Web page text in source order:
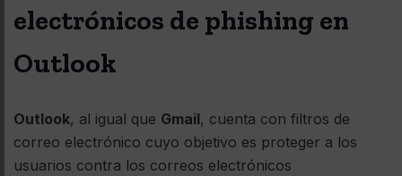
electrónicos de phishing en
Outlook
Outlook, al igual que Gmail, cuenta con filtros de
correo electrónico cuyo objetivo es proteger a los
usuarios contra los correos electrónicos